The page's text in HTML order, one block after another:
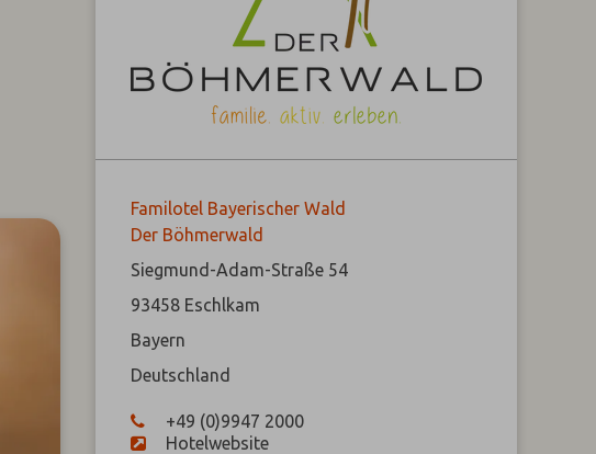
Familotel Bayerischer Wald
Der Böhmerwald
Siegmund-Adam-Straße 54
93458 Eschlkam
Bayern
Deutschland
+49 (0)9947 2000
Hotelwebsite